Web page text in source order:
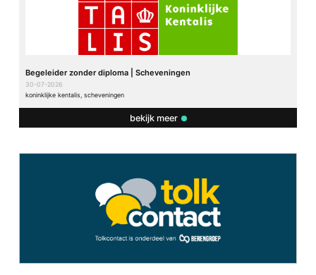
Begeleider zonder diploma | Scheveningen
30-07-2026
koninklijke kentalis, scheveningen
bekijk meer